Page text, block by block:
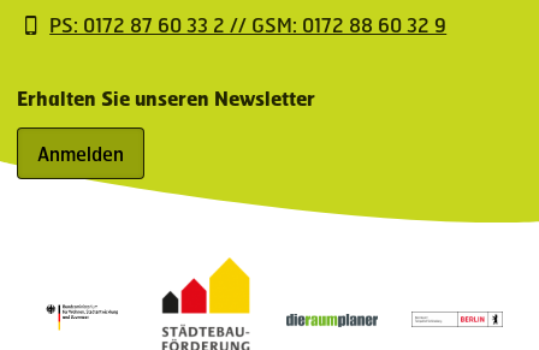
PS: 0172 87 60 33 2 // GSM: 0172 88 60 32 9
Erhalten Sie unseren Newsletter